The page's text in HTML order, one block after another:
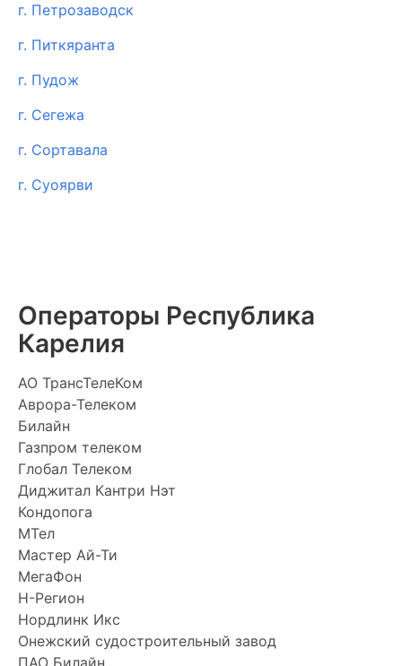
г. Петрозаводск
г. Питкяранта
г. Пудож
г. Сегежа
г. Сортавала
г. Суоярви
Операторы Республика
Карелия
АО ТрансТелеКом
Аврора-Телеком
Билайн
Газпром телеком
Глобал Телеком
Диджитал Кантри Нэт
Кондопога
МТел
Мастер Ай-Ти
МегаФон
Н-Регион
Нордлинк Икс
Онежский судостроительный завод